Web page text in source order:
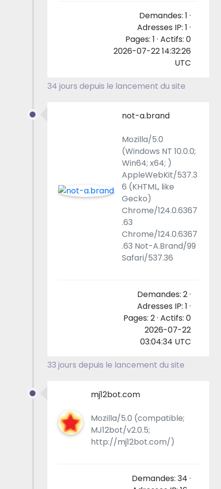
Demandes: 1 ·
Adresses IP: 1 ·
Pages: 1 · Actifs: 0
2026-07-22 14:32:26
UTC
34 jours depuis le lancement du site
not-a.brand
Mozilla/5.0
(Windows NT 10.0.0;
Win64; x64; )
AppleWebKit/537.3
6 (KHTML, like
Gecko)
Chrome/124.0.6367
.63
Chrome/124.0.6367
.63 Not-A.Brand/99
Safari/537.36
Demandes: 2 ·
Adresses IP: 1 ·
Pages: 2 · Actifs: 0
2026-07-22
03:04:34 UTC
33 jours depuis le lancement du site
mj12bot.com
Mozilla/5.0 (compatible;
MJ12bot/v2.0.5;
http://mj12bot.com/)
Demandes: 34 ·